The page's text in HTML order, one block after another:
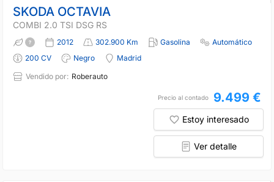
SKODA OCTAVIA
COMBI 2.0 TSI DSG RS
2012 302.900 Km Gasolina
Automático
200 CV
Negro
Madrid
Vendido por: Roberauto
Precio al contado 9.499 €
Estoy interesado
Ver detalle